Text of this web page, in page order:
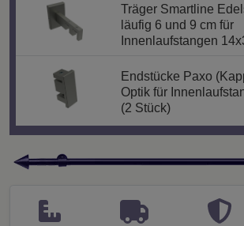
Träger Smartline
läufig 6 und 9 cm für
Innenlaufstangen
Endstücke Paxo
Optik für
(2 Stück)